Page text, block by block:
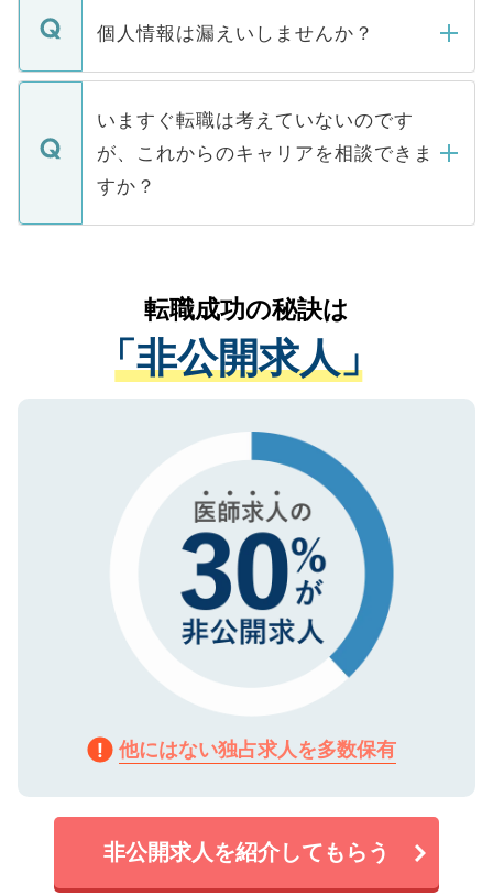
■応募殺到を避けるため 人気のある医療機
関を公にしてしまうと、応募が殺到する場
に、医療機関が求める条件に合った人材の
みを人材紹介会社に依頼するケースが増え
ています。
ん。また、仮に応募先から内定をいただい
定を承諾する必要はありません。内定先へ
の辞退の連絡はキャリアパートナーが行い
個人情報は漏えいしませんか？
個人情報が漏えいすることはありませんの
で、ご安心ください。当サイトからの登録
などで収集したご登録者様の個人情報は、
ご本人のキャリアアップおよび転職活動の
支援を目的に使用いたします。お預かりし
ているすべての個人データはご本人の許可
は、個人情報の取り扱いについての厳密な
管理基準を満たした事業者のみに付与され
る、プライバシーマークを取得済みです。
で、機密保持に関してもご安心ください。
いますぐ転職は考えていないのです
が、これからのキャリアを相談できま
すか？
かがいして、現在の医療機関の状況や紹介
経験をまじえながら、適切なアドバイスを
させていただきます。すぐにご転職をされ
ない方には、長期的なサポートが可能です
ので、まずはご登録ください。
転職成功の秘訣は
「非公開求人」
他にはない独占求人を多数保有
非公開求人を紹介してもらう